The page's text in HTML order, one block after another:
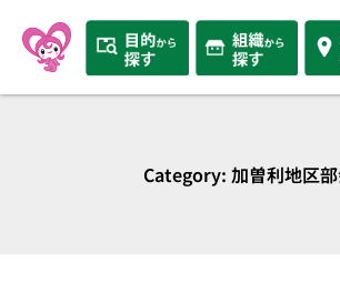
Category: 加曽利地区